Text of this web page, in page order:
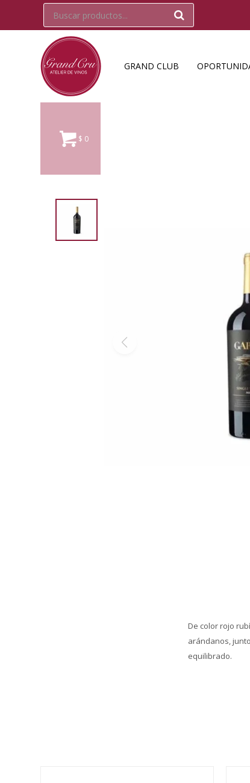
GRAND CLUB
$ 0
De color rojo
arándanos,
equilibrado.